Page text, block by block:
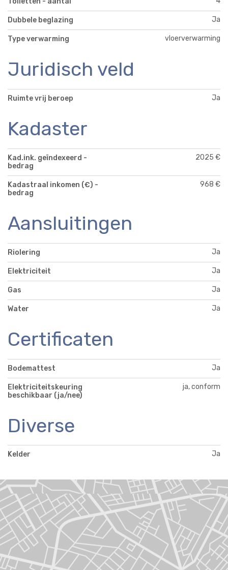
Dubbele beglazing Ja
Type verwarming vloerverwarming
Juridisch veld
Ruimte vrij beroep Ja
Kadaster
Kad.ink. geïndexeerd -
bedrag
2025 €
Kadastraal inkomen (€) -
bedrag
968 €
Aansluitingen
Riolering Ja
Elektriciteit Ja
Gas Ja
Water Ja
Certificaten
Bodemattest Ja
Elektriciteitskeuring
beschikbaar (ja/nee)
ja, conform
Diverse
Kelder Ja